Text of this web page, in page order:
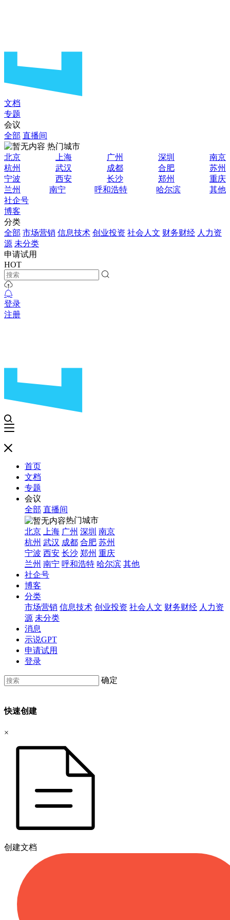
文档
专题
会议
全部 直播间
热门城市
北京
上海 广州 深圳
南京
杭州
武汉 成都 合肥
苏州
宁波
西安 长沙 郑州
重庆
兰州
南宁 呼和浩特 哈尔滨
其他
社企号
博客
分类
全部 市场营销 信息技术 创业投资 社会人文 财务财经 人力资
源 未分类
申请试用
HOT
登录
注册
首页
文档
专题
会议
全部 直播间
热门城市
北京
上海 广州 深圳 南京
杭州 武汉 成都 合肥 苏州
宁波 西安 长沙 郑州 重庆
兰州 南宁 呼和浩特 哈尔滨 其他
社企号
博客
分类
市场营销 信息技术 创业投资 社会人文 财务财经 人力资
源 未分类
消息
示说GPT
申请试用
登录
确定
快速创建
×
创建文档